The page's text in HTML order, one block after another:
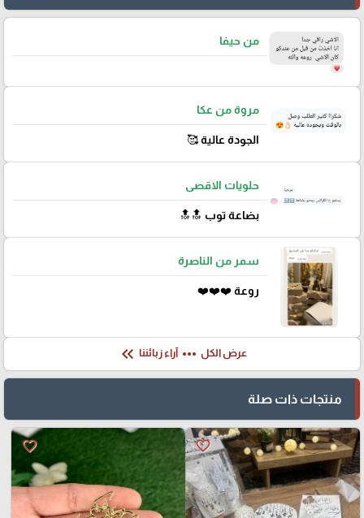
من حيفا
مروة من عكا
الجودة عالية 🥰
حلويات الاقصى
بضاعة توب 🔝🔝
سمر من الناصرة
روعة ❤️❤️❤️
عرض الكل more_horiz آراء زبائننا keyboard_double_arrow_left
منتجات ذات صلة
favorite_border
favorite_border